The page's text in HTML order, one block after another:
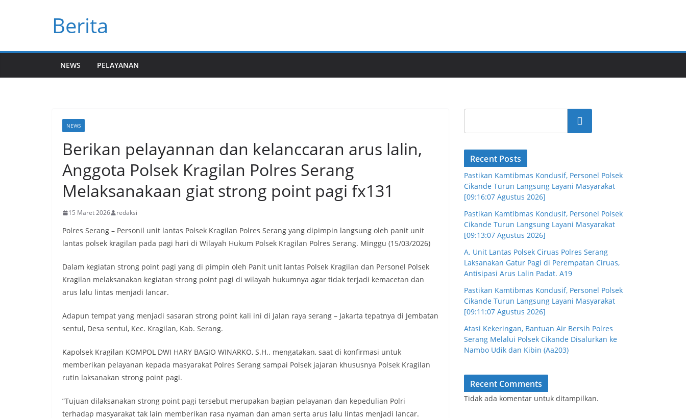
Berita
NEWS PELAYANAN
NEWS
Berikan pelayannan dan kelanccaran arus lalin,
Anggota Polsek Kragilan Polres Serang
Melaksanakaan giat strong point pagi fx131
15 Maret 2026 redaksi
Polres Serang – Personil unit lantas Polsek Kragilan Polres Serang yang dipimpin langsung oleh panit unit
lantas polsek kragilan pada pagi hari di Wilayah Hukum Polsek Kragilan Polres Serang. Minggu (15/03/2026)
Dalam kegiatan strong point pagi yang di pimpin oleh Panit unit lantas Polsek Kragilan dan Personel Polsek
Kragilan melaksanakan kegiatan strong point pagi di wilayah hukumnya agar tidak terjadi kemacetan dan
arus lalu lintas menjadi lancar.
Adapun tempat yang menjadi sasaran strong point kali ini di Jalan raya serang – Jakarta tepatnya di Jembatan
sentul, Desa sentul, Kec. Kragilan, Kab. Serang.
Kapolsek Kragilan KOMPOL DWI HARY BAGIO WINARKO, S.H.. mengatakan, saat di konfirmasi untuk
memberikan pelayanan kepada masyarakat Polres Serang sampai Polsek jajaran khususnya Polsek Kragilan
rutin laksanakan strong point pagi.
”Tujuan dilaksanakan strong point pagi tersebut merupakan bagian pelayanan dan kepedulian Polri
terhadap masyarakat tak lain memberikan rasa nyaman dan aman serta arus lalu lintas menjadi lancar.
Cari
Recent Posts
Pastikan Kamtibmas Kondusif, Personel Polsek
Cikande Turun Langsung Layani Masyarakat
[09:16:07 Agustus 2026]
Pastikan Kamtibmas Kondusif, Personel Polsek
Cikande Turun Langsung Layani Masyarakat
[09:13:07 Agustus 2026]
A. Unit Lantas Polsek Ciruas Polres Serang
Laksanakan Gatur Pagi di Perempatan Ciruas,
Antisipasi Arus Lalin Padat. A19
Pastikan Kamtibmas Kondusif, Personel Polsek
Cikande Turun Langsung Layani Masyarakat
[09:11:07 Agustus 2026]
Atasi Kekeringan, Bantuan Air Bersih Polres
Serang Melalui Polsek Cikande Disalurkan ke
Nambo Udik dan Kibin (Aa203)
Recent Comments
Tidak ada komentar untuk ditampilkan.